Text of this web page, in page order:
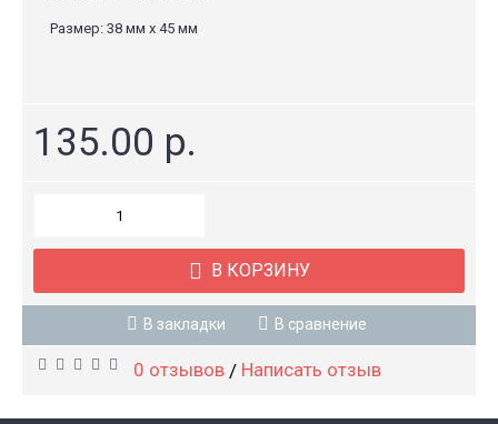
Размер: 38 мм x 45 мм
135.00 р.
В КОРЗИНУ
В закладки В сравнение
0 отзывов / Написать отзыв